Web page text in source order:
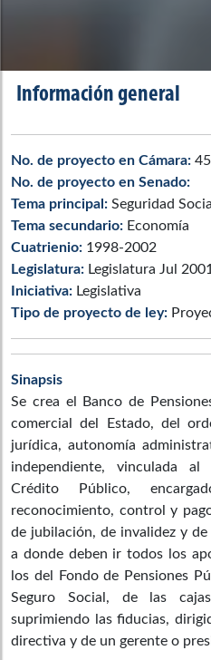
Información general
No. de proyecto en Cámara:
No. de proyecto en Senado:
Tema principal: Seguridad
Tema secundario: Economía
Cuatrienio: 1998-2002
Legislatura: Legislatura Jul
Iniciativa: Legislativa
Tipo de proyecto de ley:
Sinapsis
Se crea el Banco de
comercial del Estado, del
jurídica, autonomía
independiente, vinculada
Crédito Público,
reconocimiento, control y
de jubilación, de invalidez y
a donde deben ir todos los
los del Fondo de Pensiones
Seguro Social, de las
suprimiendo las fiducias,
directiva y de un gerente o